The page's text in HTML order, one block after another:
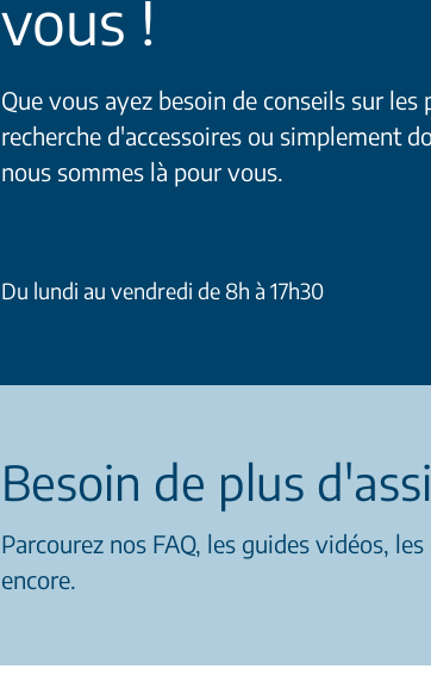
vous !
Que vous ayez besoin de conseils sur les
recherche d'accessoires ou simplement
nous sommes là pour vous.
Du lundi au vendredi de 8h à 17h30
Besoin de plus
Parcourez nos FAQ, les guides vidéos,
encore.